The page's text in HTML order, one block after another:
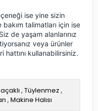
ise yine sizin
talimatları için ise
de yaşam alanlarınız
veya ürünler
hattını kullanabilirsiniz.
, Tüylenmez ,
, Makine Halısı